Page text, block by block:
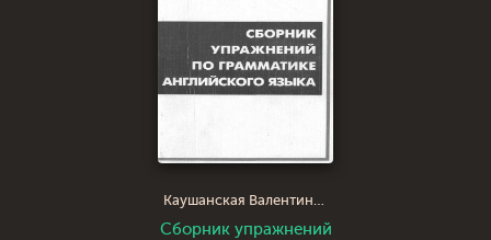
Каушанская Валентина Лазаревна
Сборник упражнений